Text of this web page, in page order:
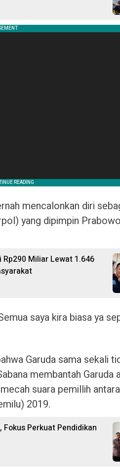
mencalonkan diri
yang dipimpin
Miliar Lewat 1.646
saya kira biasa ya
Garuda sama sekali
membantah Garuda
suara pemillih
2019.
Fokus Perkuat Pendidikan